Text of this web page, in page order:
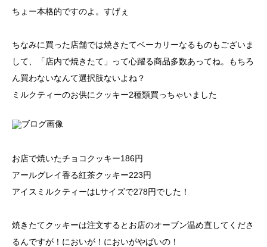
ちょー本格的ですのよ。すげぇ
ちなみに買った店舗では焼きたてベーカリーなるものもございま
して、「店内で焼きたて」って心躍る商品多数あってね。もちろ
ん買わないなんて選択肢ないよね？
ミルクティーのお供にクッキー2種類買っちゃいました
お店で焼いたチョコクッキー186円
アールグレイ香る紅茶クッキー223円
アイスミルクティーはLサイズで278円でした！
焼きたてクッキーは注文するとお店のオーブン温め直してくださ
るんですが！においが！においがやばいの！